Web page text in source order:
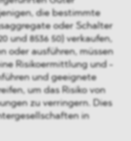
die bestimmte
oder Schalter
und 8536 50) verkaufen,
oder ausführen, müssen
Risikoermittlung und -
und geeignete
um das Risiko von
zu verringern. Dies
in